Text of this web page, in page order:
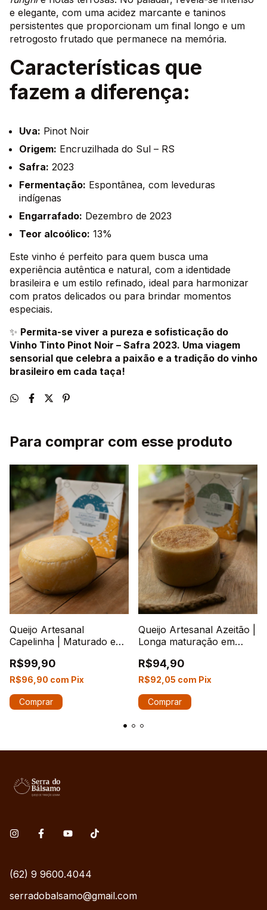
e elegante, com uma acidez marcante e taninos
persistentes que proporcionam um final longo e um
retrogosto frutado que permanece na memória.
Características que
fazem a diferença:
Uva: Pinot Noir
Origem: Encruzilhada do Sul – RS
Safra: 2023
Fermentação: Espontânea, com leveduras
indígenas
Engarrafado: Dezembro de 2023
Teor alcoólico: 13%
Este vinho é perfeito para quem busca uma
experiência autêntica e natural, com a identidade
brasileira e um estilo refinado, ideal para harmonizar
com pratos delicados ou para brindar momentos
especiais.
✨ Permita-se viver a pureza e sofisticação do
Vinho Tinto Pinot Noir – Safra 2023. Uma viagem
sensorial que celebra a paixão e a tradição do vinho
brasileiro em cada taça!
Para comprar com esse produto
Queijo Artesanal
Capelinha | Maturado em
R$99,90
R$96,90 com Pix
Comprar
Queijo Artesanal Azeitão |
Longa maturação em
R$94,90
R$92,05 com Pix
Comprar
(62) 9 9600.4044
serradobalsamo@gmail.com